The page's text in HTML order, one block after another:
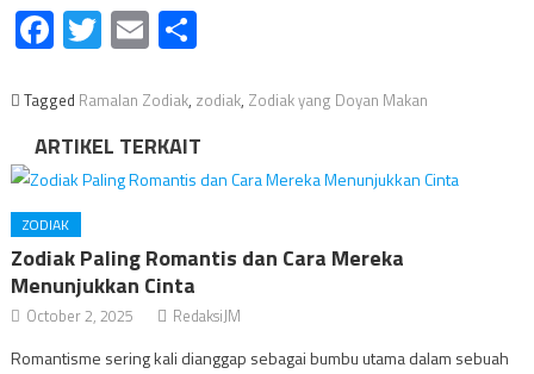
Facebook
Twitter
EmailShare
Tagged Ramalan Zodiak, zodiak, Zodiak yang Doyan Makan
ARTIKEL TERKAIT
ZODIAK
Zodiak Paling Romantis dan Cara Mereka
Menunjukkan Cinta
October 2, 2025 RedaksiJM
Romantisme sering kali dianggap sebagai bumbu utama dalam sebuah